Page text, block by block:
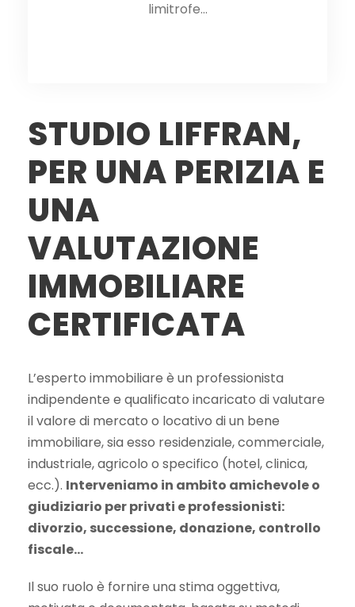
limitrofe…
limitrofe…
STUDIO LIFFRAN,
PER UNA PERIZIA E
UNA
VALUTAZIONE
IMMOBILIARE
CERTIFICATA
L’esperto immobiliare è un professionista
indipendente e qualificato incaricato di valutare
il valore di mercato o locativo di un bene
immobiliare, sia esso residenziale, commerciale,
industriale, agricolo o specifico (hotel, clinica,
ecc.). Interveniamo in ambito amichevole o
giudiziario per privati e professionisti:
divorzio, successione, donazione, controllo
fiscale…
Il suo ruolo è fornire una stima oggettiva,